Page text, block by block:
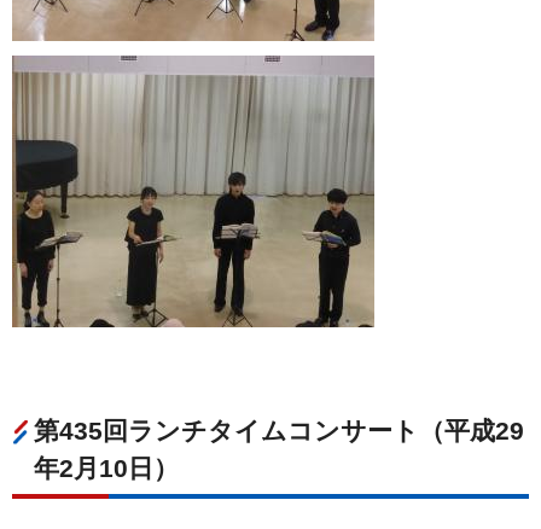
第435回ランチタイムコンサート（平成29
年2月10日）